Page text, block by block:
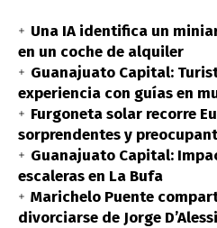
Una IA identifica un
en un coche de alquiler
Guanajuato Capital:
experiencia con guías en
Furgoneta solar recorre
sorprendentes y
Guanajuato Capital:
escaleras en La Bufa
Marichelo Puente
divorciarse de Jorge